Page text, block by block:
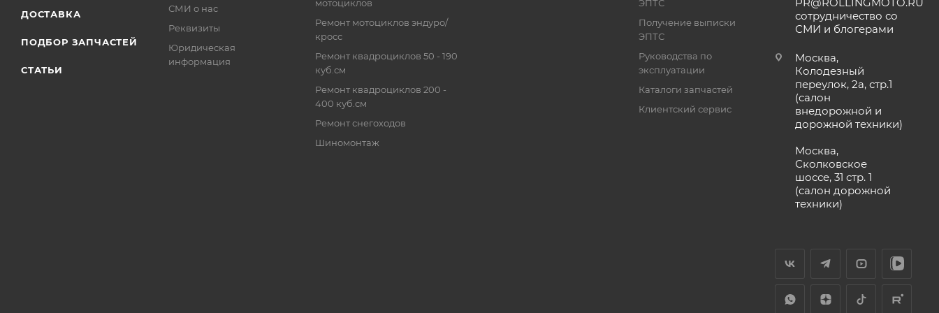
ДОСТАВКА
ПОДБОР ЗАПЧАСТЕЙ
СТАТЬИ
СМИ о нас
Реквизиты
Юридическая
информация
мотоциклов
Ремонт мотоциклов эндуро/
кросс
Ремонт квадроциклов 50 - 190
куб.см
Ремонт квадроциклов 200 -
400 куб.см
Ремонт снегоходов
Шиномонтаж
ЭПТС
Получение выписки
ЭПТС
Руководства по
эксплуатации
Каталоги запчастей
Клиентский сервис
сотрудничество со
СМИ и блогерами
Москва,
Колодезный
переулок, 2а, стр.1
(салон
внедорожной и
дорожной техники)
Москва,
Сколковское
шоссе, 31 стр. 1
(салон дорожной
техники)